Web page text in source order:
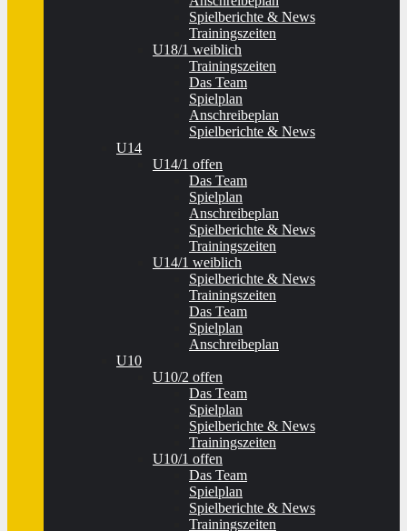
Spielberichte & News
Trainingszeiten
U18/1 weiblich
Trainingszeiten
Das Team
Spielplan
Anschreibeplan
Spielberichte & News
U14
U14/1 offen
Das Team
Spielplan
Anschreibeplan
Spielberichte & News
Trainingszeiten
U14/1 weiblich
Spielberichte & News
Trainingszeiten
Das Team
Spielplan
Anschreibeplan
U10
U10/2 offen
Das Team
Spielplan
Spielberichte & News
Trainingszeiten
U10/1 offen
Das Team
Spielplan
Spielberichte & News
Trainingszeiten